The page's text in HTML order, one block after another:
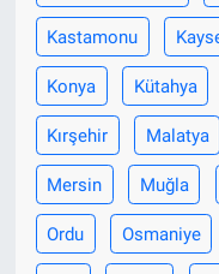
Kastamonu
Konya Kütahya
Kırşehir Malatya
Mersin Muğla
Ordu Osmaniye